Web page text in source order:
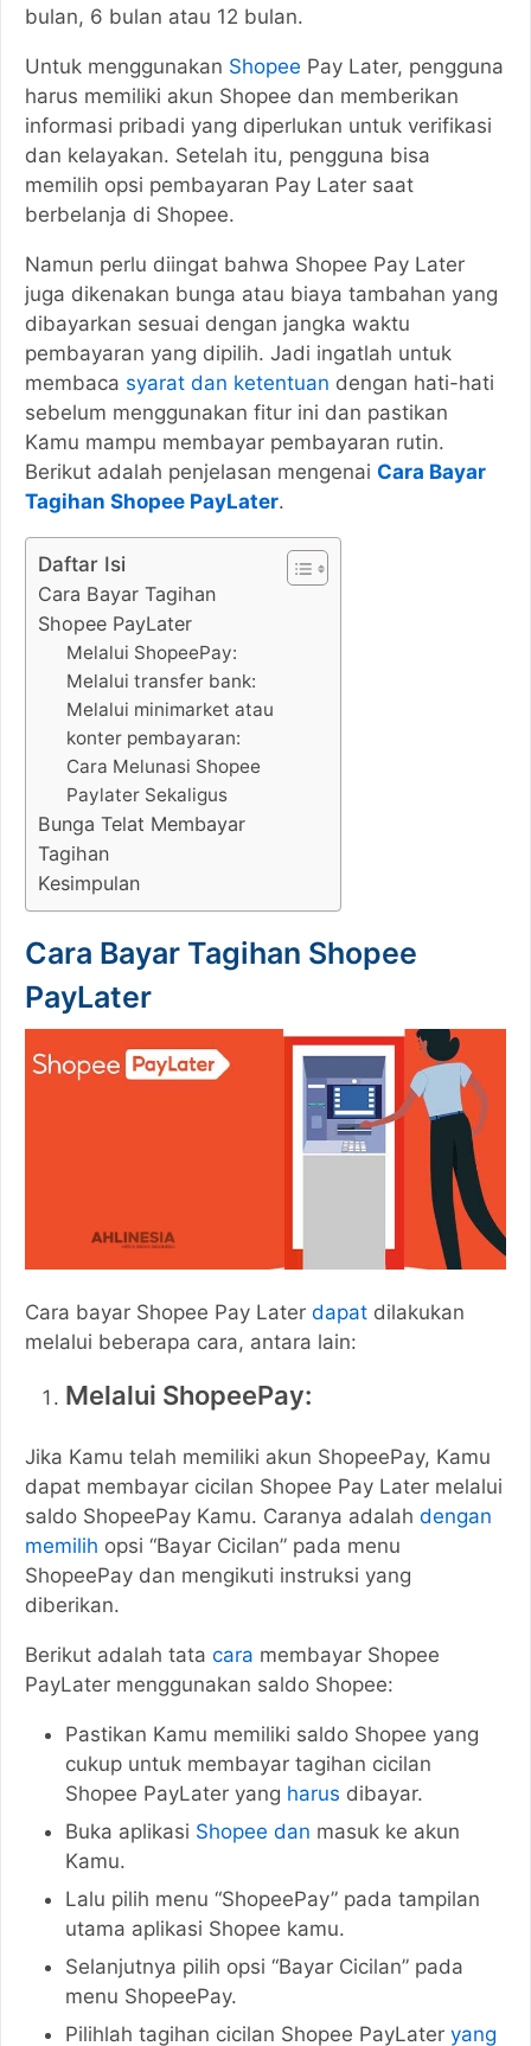
bulan, 6 bulan atau 12 bulan.
Untuk menggunakan Shopee Pay Later, pengguna
harus memiliki akun Shopee dan memberikan
informasi pribadi yang diperlukan untuk verifikasi
dan kelayakan. Setelah itu, pengguna bisa
memilih opsi pembayaran Pay Later saat
berbelanja di Shopee.
Namun perlu diingat bahwa Shopee Pay Later
juga dikenakan bunga atau biaya tambahan yang
dibayarkan sesuai dengan jangka waktu
pembayaran yang dipilih. Jadi ingatlah untuk
membaca syarat dan ketentuan dengan hati-hati
sebelum menggunakan fitur ini dan pastikan
Kamu mampu membayar pembayaran rutin.
Berikut adalah penjelasan mengenai Cara Bayar
Tagihan Shopee PayLater.
Daftar Isi
Cara Bayar Tagihan
Shopee PayLater
Melalui ShopeePay:
Melalui transfer bank:
Melalui minimarket atau
konter pembayaran:
Cara Melunasi Shopee
Paylater Sekaligus
Bunga Telat Membayar
Tagihan
Kesimpulan
Cara Bayar Tagihan Shopee
PayLater
Cara bayar Shopee Pay Later dapat dilakukan
melalui beberapa cara, antara lain:
Melalui ShopeePay:
Jika Kamu telah memiliki akun ShopeePay, Kamu
dapat membayar cicilan Shopee Pay Later melalui
saldo ShopeePay Kamu. Caranya adalah dengan
memilih opsi “Bayar Cicilan” pada menu
ShopeePay dan mengikuti instruksi yang
diberikan.
Berikut adalah tata cara membayar Shopee
PayLater menggunakan saldo Shopee:
Pastikan Kamu memiliki saldo Shopee yang
cukup untuk membayar tagihan cicilan
Shopee PayLater yang harus dibayar.
Buka aplikasi Shopee dan masuk ke akun
Kamu.
Lalu pilih menu “ShopeePay” pada tampilan
utama aplikasi Shopee kamu.
Selanjutnya pilih opsi “Bayar Cicilan” pada
menu ShopeePay.
Pilihlah tagihan cicilan Shopee PayLater yang